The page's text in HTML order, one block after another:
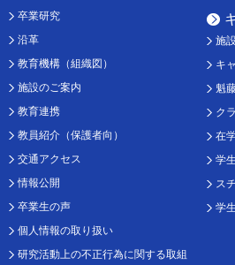
卒業研究
沿革
教育機構（組織図）
施設のご案内
教育連携
教員紹介（保護者向）
交通アクセス
情報公開
卒業生の声
個人情報の取り扱い
研究活動上の不正行為に関する取組
施
キ
魁
ク
在
学
ス
学